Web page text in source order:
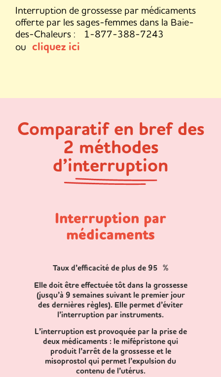
Interruption de grossesse par médicaments
offerte par les sages-femmes dans la Baie-
des-Chaleurs : 1-877-388-7243
oucliquez ici
Comparatif en bref des
2 méthodes
d’interruption
Interruption par
médicaments
Taux d’efficacité de plus de 95 %
Elle doit être effectuée tôt dans la grossesse
(jusqu’à 9 semaines suivant le premier jour
des dernières règles). Elle permet d’éviter
l’interruption par instruments.
L’interruption est provoquée par la prise de
deux médicaments : le mifépristone qui
produit l’arrêt de la grossesse et le
misoprostol qui permet l’expulsion du
contenu de l’utérus.